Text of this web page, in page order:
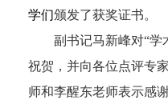
学们颁发了获奖证书。
副书记马新峰对“学
祝贺，并向各位点评专
师和李醒东老师表示感